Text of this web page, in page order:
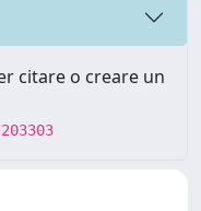
citare o creare un